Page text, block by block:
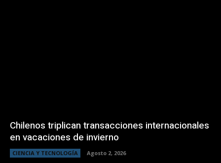
Chilenos triplican transacciones internacionales
en vacaciones de invierno
CIENCIA Y TECNOLOGÍA Agosto 2, 2026